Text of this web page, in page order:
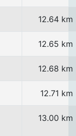
12.64 km
12.65 km
12.68 km
12.71 km
13.00 km